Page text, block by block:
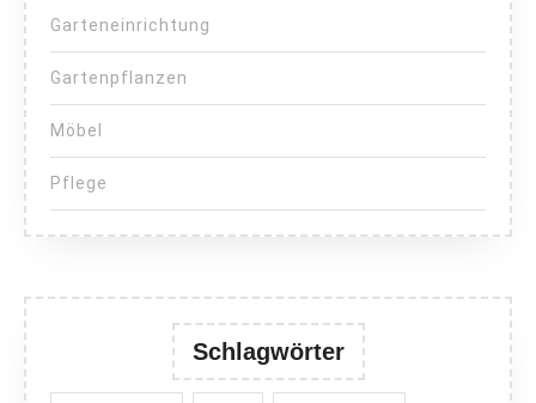
Garteneinrichtung
Gartenpflanzen
Möbel
Pflege
Schlagwörter